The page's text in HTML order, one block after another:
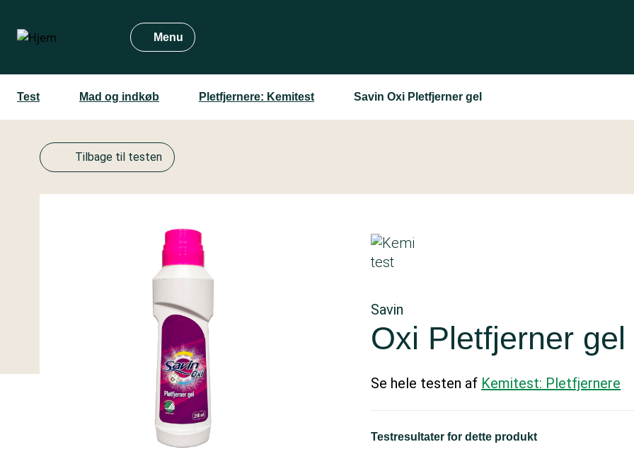
hovedindhold
Menu
Test Mad og indkøb Pletfjernere: Kemitest Savin Oxi Pletfjerner gel
Tilbage til testen
Savin
Oxi Pletfjerner gel
Se hele testen af Kemitest: Pletfjernere
Testresultater for dette produkt